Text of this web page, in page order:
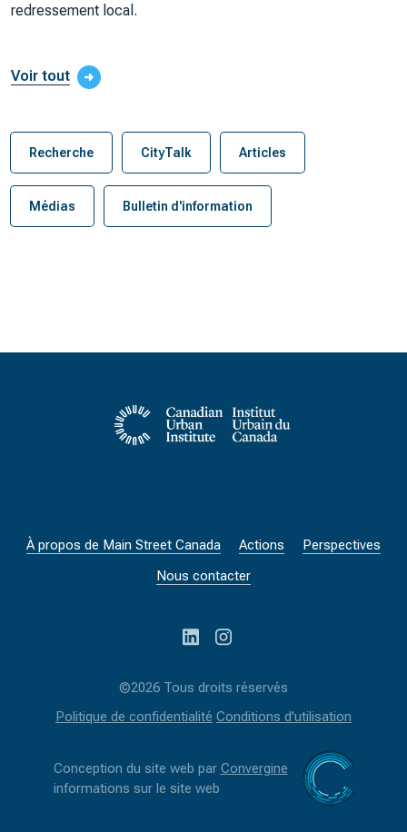
redressement local.
Voir tout
Recherche CityTalk Articles
Médias Bulletin d'information
À propos de Main Street Canada Actions
Perspectives
Nous contacter
©2026 Tous droits réservés
Politique de confidentialité Conditions d'utilisation
Conception du site web par Convergine
informations sur le site web